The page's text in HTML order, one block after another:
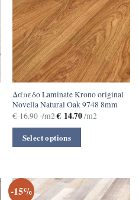
Δάπεδο Laminate Krono original
Novella Natural Oak 9748 8mm
€16.90 /m2€14.70/m2
Select options
-15%